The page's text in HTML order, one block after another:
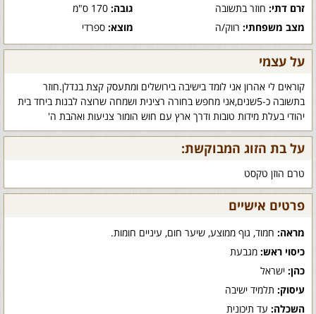
זרם דתי: חוזר בתשובה גובה:170 ס"מ
מצב משפחתי: רווק/ה מוצא:ספרדי
על עצמי
קוראים לי אהרון אני לומד בישיבה בירושלים ומתעסק קצת בנדלן.חוזר
בתשובה כ-5שנים,אני מחפש בחורה רצינית ושמחה שרוצה לבנות ביחד בית
יהודי בעלת מידות טובות ודרך ארץ עם חוש הומור צניעות ואהבת ה'
על בת הזוג המבוקשת:
טרם הוזן טקסט
פרטים אישיים
מראה: חמוד, גוף ממוצע, שיער חום, עיניים חומות.
כיסוי ראש: מגבעת
כהן: ישראל
עיסוק: תלמיד ישיבה
השכלה: עד תיכונית